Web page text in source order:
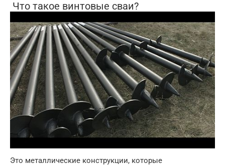
Что такое винтовые сваи?
Это металлические конструкции, которые